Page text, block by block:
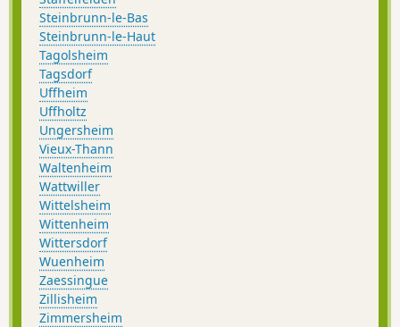
Steinbrunn-le-Bas
Steinbrunn-le-Haut
Tagolsheim
Tagsdorf
Uffheim
Uffholtz
Ungersheim
Vieux-Thann
Waltenheim
Wattwiller
Wittelsheim
Wittenheim
Wittersdorf
Wuenheim
Zaessingue
Zillisheim
Zimmersheim